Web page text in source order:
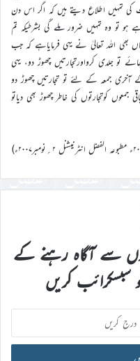
کی تمہیں اطلاع دیتے ہیں کہ اگر اس دن
تو وہ تمہیں ضرور ملے گی بشرطیکہ تم
اللہ تعالیٰ نے یہی فرمایاہے کہ جب
تو جلدی کرواورتجارتیں چھوڑ دو، یہی
آخری جمعہ کے لئے تو تجارتیں چھوڑ دو
کوتجارتوں کی خاطر چھوڑ بھی دیاتو
سے آگاہ رہنے کے
سبسکرائب کریں